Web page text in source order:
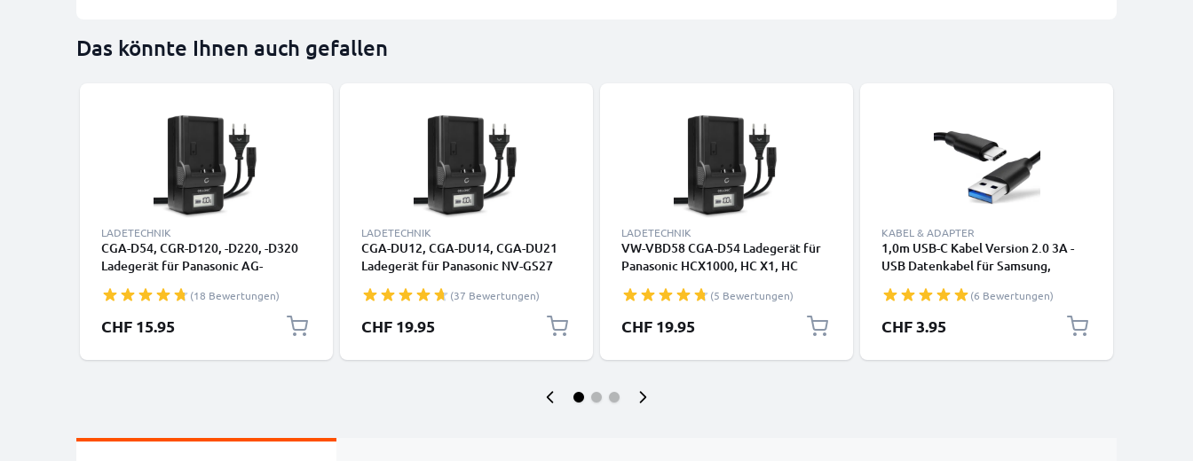
Das könnte Ihnen auch gefallen
LADETECHNIK
CGA-D54, CGR-D120, -D220, -D320
Ladegerät für Panasonic AG-
NV-GS11, -GS1, NV-MX500 Kamera-
Akkus von CELLONIC
(18 Bewertungen)
CHF 15.95
LADETECHNIK
CGA-DU12, CGA-DU14, CGA-DU21
Ladegerät für Panasonic NV-GS27
D150 SDR-H20 Kamera-Akkus von
CELLONIC
(37 Bewertungen)
CHF 19.95
LADETECHNIK
VW-VBD58 CGA-D54 Ladegerät für
Panasonic HCX1000, HC X1, HC
(5 Bewertungen)
CHF 19.95
KABEL & ADAPTER
1,0m USB-C Kabel Version 2.0 3A -
USB Datenkabel für Samsung,
Canon, Panasonic Lumix, Sony,
GoPro uvm PVC schwarz
(6 Bewertungen)
CHF 3.95